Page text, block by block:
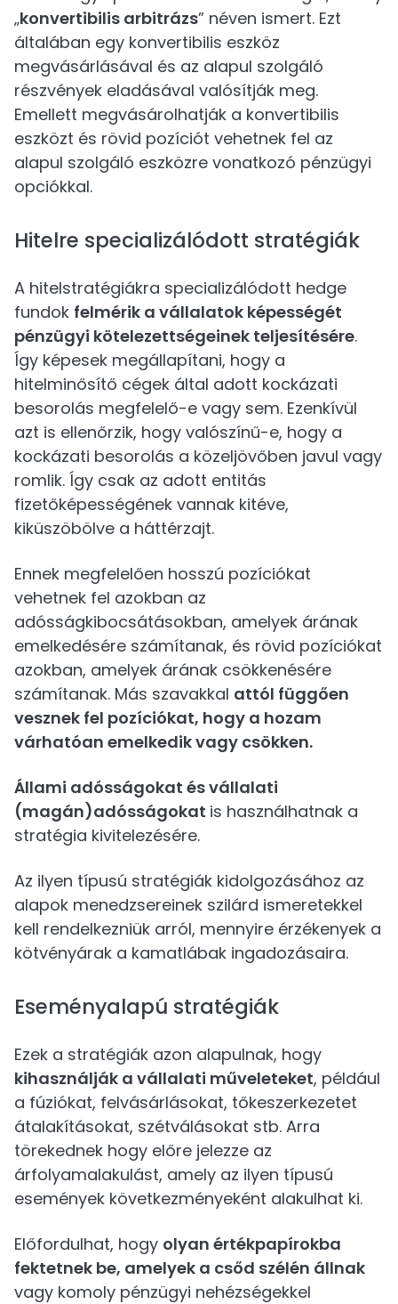
„konvertibilis arbitrázs” néven ismert. Ezt
általában egy konvertibilis eszköz
megvásárlásával és az alapul szolgáló
részvények eladásával valósítják meg.
Emellett megvásárolhatják a konvertibilis
eszközt és rövid pozíciót vehetnek fel az
alapul szolgáló eszközre vonatkozó pénzügyi
opciókkal.
Hitelre specializálódott stratégiák
A hitelstratégiákra specializálódott hedge
fundok felmérik a vállalatok képességét
pénzügyi kötelezettségeinek teljesítésére.
Így képesek megállapítani, hogy a
hitelminősítő cégek által adott kockázati
besorolás megfelelő-e vagy sem. Ezenkívül
azt is ellenőrzik, hogy valószínű-e, hogy a
kockázati besorolás a közeljövőben javul vagy
romlik. Így csak az adott entitás
fizetőképességének vannak kitéve,
kiküszöbölve a háttérzajt.
Ennek megfelelően hosszú pozíciókat
vehetnek fel azokban az
adósságkibocsátásokban, amelyek árának
emelkedésére számítanak, és rövid pozíciókat
azokban, amelyek árának csökkenésére
számítanak. Más szavakkal attól függően
vesznek fel pozíciókat, hogy a hozam
várhatóan emelkedik vagy csökken.
Állami adósságokat és vállalati
(magán)adósságokat is használhatnak a
stratégia kivitelezésére.
Az ilyen típusú stratégiák kidolgozásához az
alapok menedzsereinek szilárd ismeretekkel
kell rendelkezniük arról, mennyire érzékenyek a
kötvényárak a kamatlábak ingadozásaira.
Eseményalapú stratégiák
Ezek a stratégiák azon alapulnak, hogy
kihasználják a vállalati műveleteket, például
a fúziókat, felvásárlásokat, tőkeszerkezetet
átalakításokat, szétválásokat stb. Arra
törekednek hogy előre jelezze az
árfolyamalakulást, amely az ilyen típusú
események következményeként alakulhat ki.
Előfordulhat, hogy olyan értékpapírokba
fektetnek be, amelyek a csőd szélén állnak
vagy komoly pénzügyi nehézségekkel